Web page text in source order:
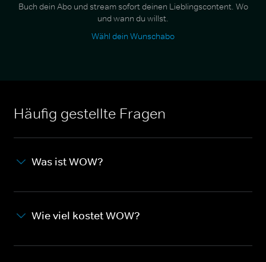
Buch dein Abo und stream sofort deinen Lieblingscontent. Wo
und wann du willst.
Wähl dein Wunschabo
Häufig gestellte Fragen
Was ist WOW?
Wie viel kostet WOW?